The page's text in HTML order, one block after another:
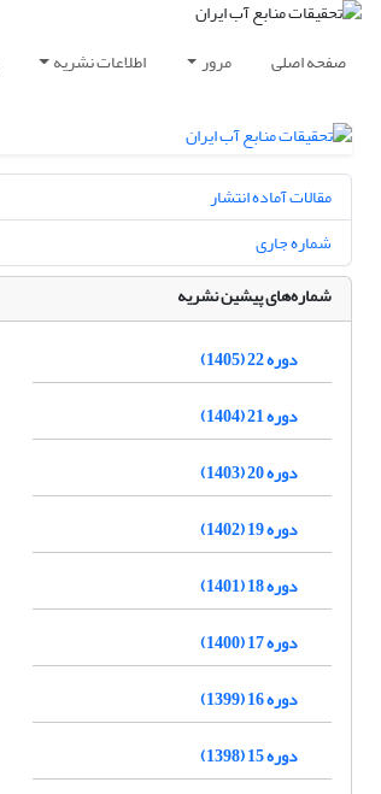
صفحه اصلی مرور اطلاعات نشریه
مقالات آماده انتشار
شماره جاری
شماره‌های پیشین نشریه
دوره 22 (1405)
دوره 21 (1404)
دوره 20 (1403)
دوره 19 (1402)
دوره 18 (1401)
دوره 17 (1400)
دوره 16 (1399)
دوره 15 (1398)